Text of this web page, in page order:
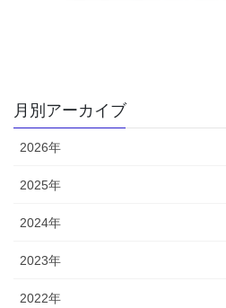
月別アーカイブ
2026年
2025年
2024年
2023年
2022年